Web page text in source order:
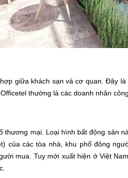
giữa khách sạn và cơ quan. Đây
thường là các doanh nhân
thương mại. Loại hình bất động sản
của các tòa nhà, khu phố đông
mua. Tuy mới xuất hiện ở Việt